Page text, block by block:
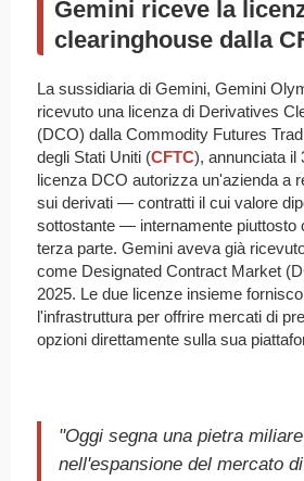
Gemini riceve la
clearinghouse dalla
La sussidiaria di Gemini, Gemini
ricevuto una licenza di Derivatives
(DCO) dalla Commodity Futures
degli Stati Uniti (CFTC), annunciata il
licenza DCO autorizza un'azienda a
sui derivati — contratti il cui valore
sottostante — internamente piuttosto
terza parte. Gemini aveva già
come Designated Contract Market
2025. Le due licenze insieme
l'infrastruttura per offrire mercati di
opzioni direttamente sulla sua
"Oggi segna una pietra
nell'espansione del mercato